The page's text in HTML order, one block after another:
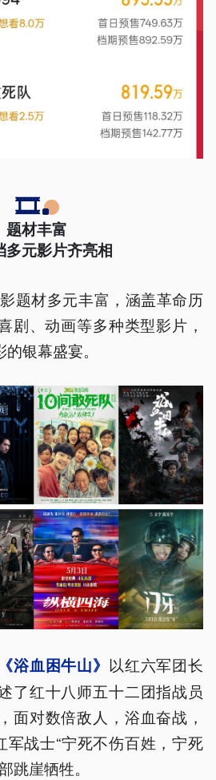
🎞️
题材丰富
多元影片齐亮相
题材多元丰富，涵盖革命历
剧、动画等多种类型影片，
银幕盛宴。
《浴血困牛山》 以红六军团长
了红十八师五十二团指战员
面对数倍敌人，浴血奋战，
军战士“宁死不伤百姓，宁死
跳崖牺牲。